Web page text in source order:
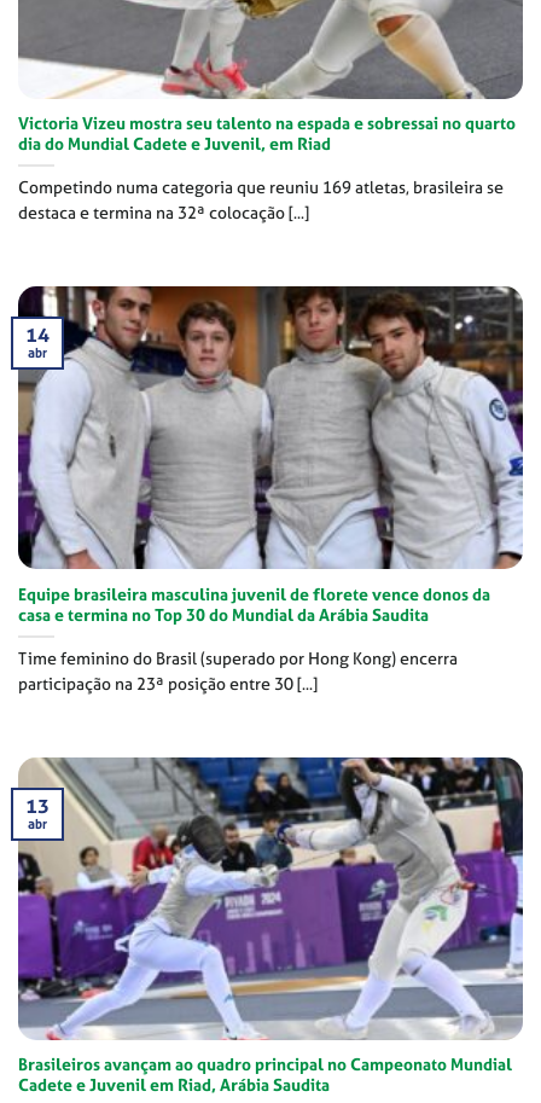
Victoria Vizeu mostra seu talento na espada e sobressai no quarto
dia do Mundial Cadete e Juvenil, em Riad
Competindo numa categoria que reuniu 169 atletas, brasileira se
destaca e termina na 32ª colocação [...]
Equipe brasileira masculina juvenil de florete vence donos da
casa e termina no Top 30 do Mundial da Arábia Saudita
Time feminino do Brasil (superado por Hong Kong) encerra
participação na 23ª posição entre 30 [...]
14
abr
Brasileiros avançam ao quadro principal no Campeonato Mundial
Cadete e Juvenil em Riad, Arábia Saudita
13
abr